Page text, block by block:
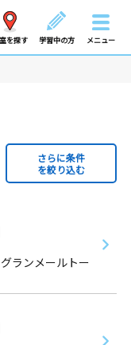
を探す 学習中の方 メニュー
さらに条件
を絞り込む
ランメールトー